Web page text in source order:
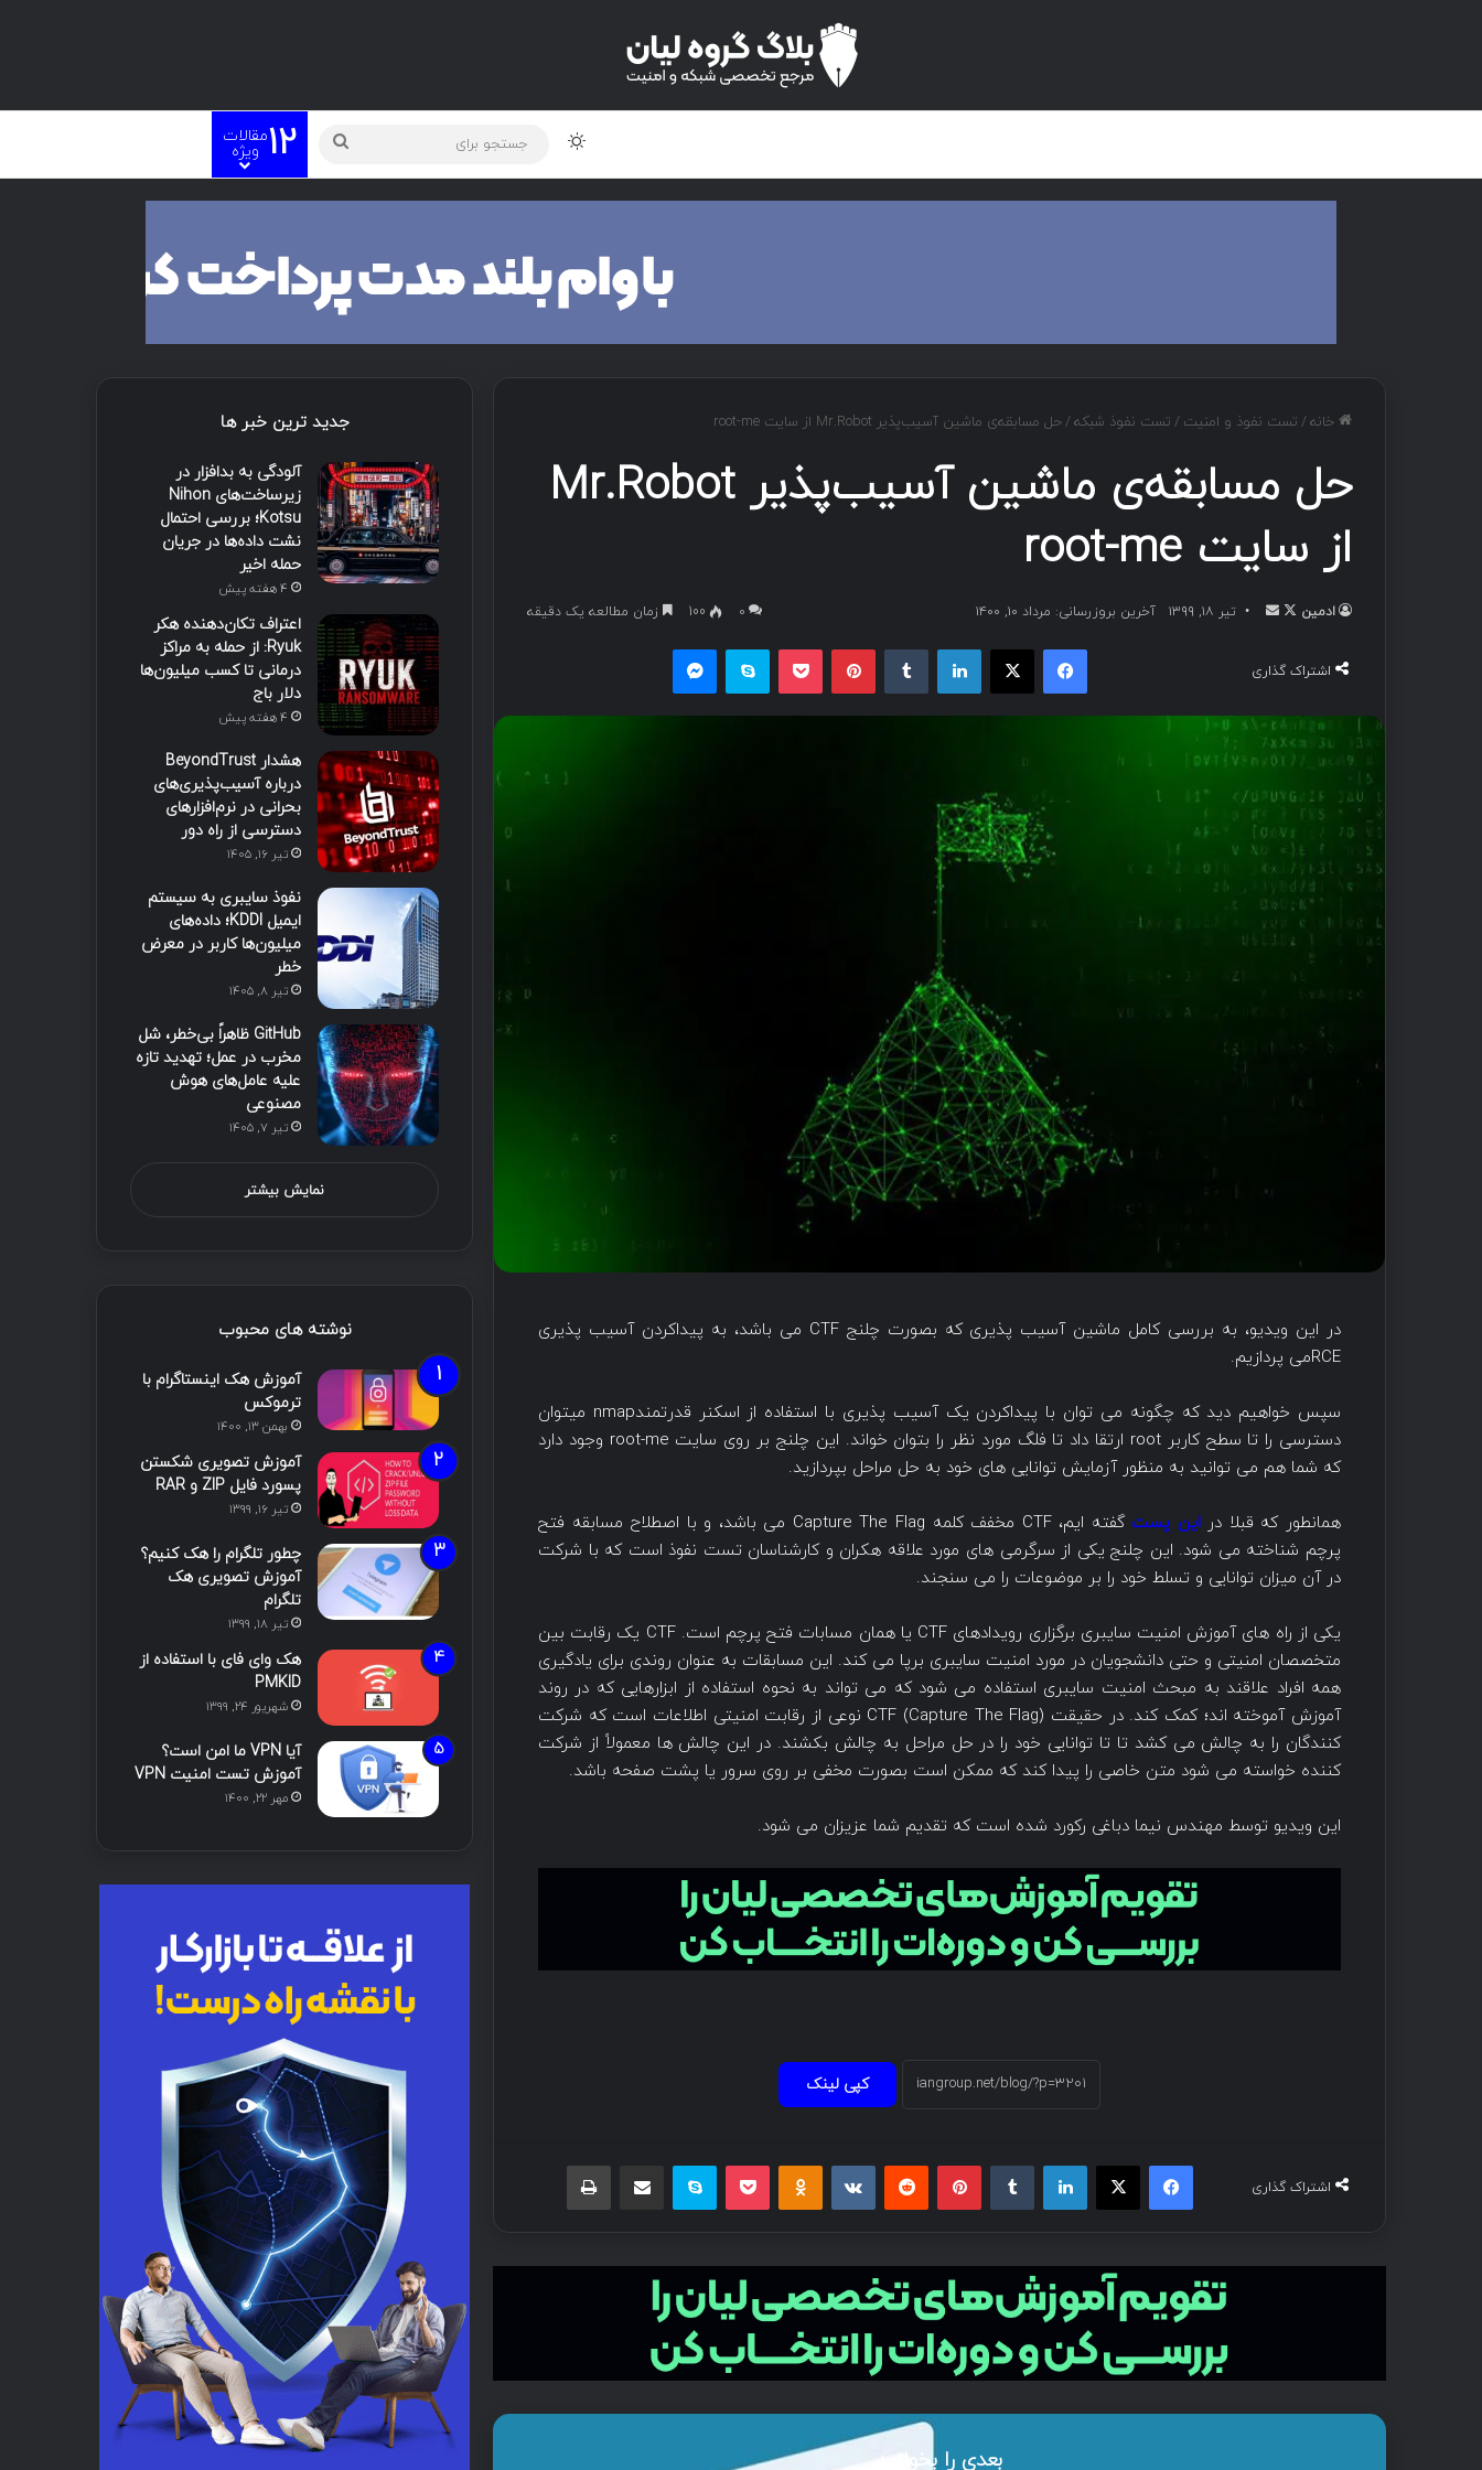
12مقالات
ویژه
خانه/ تست نفوذ و امنیت / تست نفوذ شبکه/حل مسابقه‌ی ماشین آسیب‌پذیر Mr.Robot از سایت root-me
حل مسابقه‌ی ماشین آسیب‌پذیر Mr.Robot
از سایت root-me
ادمین تیر ۱۸, ۱۳۹۹ آخرین بروزرسانی: مرداد ۱۰, ۱۴۰۰ ۰ 100 زمان مطالعه یک دقیقه
اشتراک گذاری
در این ویدیو، به بررسی کامل ماشین آسیب پذیری که بصورت چلنج CTF می باشد، به پیداکردن آسیب پذیری
RCEمی پردازیم.
سپس خواهیم دید که چگونه می توان با پیداکردن یک آسیب پذیری با استفاده از اسکنر قدرتمندnmap میتوان
دسترسی را تا سطح کاربر root ارتقا داد تا فلگ مورد نظر را بتوان خواند. این چلنج بر روی سایت root-me وجود دارد
که شما هم می توانید به منظور آزمایش توانایی های خود به حل مراحل بپردازید.
همانطور که قبلا دراین پست
گفته ایم، CTF مخفف کلمه Capture The Flag می باشد، و با اصطلاح مسابقه فتح
پرچم شناخته می شود. این چلنج یکی از سرگرمی های مورد علاقه هکران و کارشناسان تست نفوذ است که با شرکت
در آن میزان توانایی و تسلط خود را بر موضوعات را می سنجند.
یکی از راه های آموزش امنیت سایبری برگزاری رویدادهای CTF یا همان مسابات فتح پرچم است. CTF یک رقابت بین
متخصصان امنیتی و حتی دانشجویان در مورد امنیت سایبری برپا می کند. این مسابقات به عنوان روندی برای یادگیری
همه افراد علاقند به مبحث امنیت سایبری استفاده می شود که می تواند به نحوه استفاده از ابزارهایی که در روند
آموزش آموخته اند؛ کمک کند. در حقیقت CTF (Capture The Flag) نوعی از رقابت امنیتی اطلاعات است که شرکت
کنندگان را به چالش می کشد تا تا توانایی خود را در حل مراحل به چالش بکشند. در این چالش ها معمولاً از شرکت
کننده خواسته می شود متن خاصی را پیدا کند که ممکن است بصورت مخفی بر روی سرور یا پشت صفحه باشد.
این ویدیو توسط مهندس نیما دباغی رکورد شده است که تقدیم شما عزیزان می شود.
کپی لینک
اشتراک گذاری
بعدی را بخوانید
جدید ترین خبر ها
آلودگی به بدافزار در
زیرساخت‌های Nihon
Kotsu؛ بررسی احتمال
نشت داده‌ها در جریان
حمله اخیر
4 هفته پیش
اعتراف تکان‌دهنده هکر
Ryuk: از حمله به مراکز
درمانی تا کسب میلیون‌ها
دلار باج
4 هفته پیش
هشدار BeyondTrust
درباره آسیب‌پذیری‌های
بحرانی در نرم‌افزارهای
دسترسی از راه دور
تیر ۱۶, ۱۴۰۵
نفوذ سایبری به سیستم
ایمیل KDDI؛ داده‌های
میلیون‌ها کاربر در معرض
خطر
تیر ۸, ۱۴۰۵
GitHub ظاهراً بی‌خطر، شل
مخرب در عمل؛ تهدید تازه
علیه عامل‌های هوش
مصنوعی
تیر ۷, ۱۴۰۵
نمایش بیشتر
نوشته های محبوب
آموزش هک اینستاگرام با
ترموکس
بهمن ۱۳, ۱۴۰۰
آموزش تصویری شکستن
پسورد فایل ZIP و RAR
تیر ۱۶, ۱۳۹۹
چطور تلگرام را هک کنیم؟
آموزش تصویری هک
تلگرام
تیر ۱۸, ۱۳۹۹
هک وای فای با استفاده از
PMKID
شهریور ۲۴, ۱۳۹۹
آیا VPN ما امن است؟
آموزش تست امنیت VPN
مهر ۲۲, ۱۴۰۰